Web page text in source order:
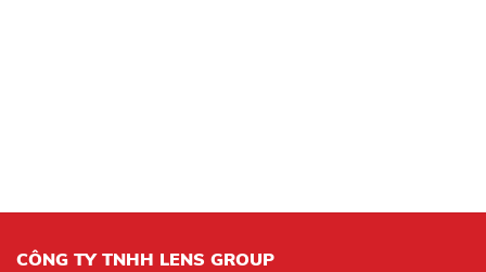
CÔNG TY TNHH LENS GROUP